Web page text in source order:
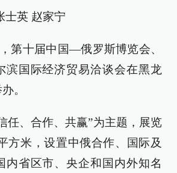
士英 赵家宁
第十届中国—俄罗斯博览会、
滨国际经济贸易洽谈会在黑龙
。
任、合作、共赢”为主题，展览
方米，设置中俄合作、国际及
内省区市、央企和国内外知名